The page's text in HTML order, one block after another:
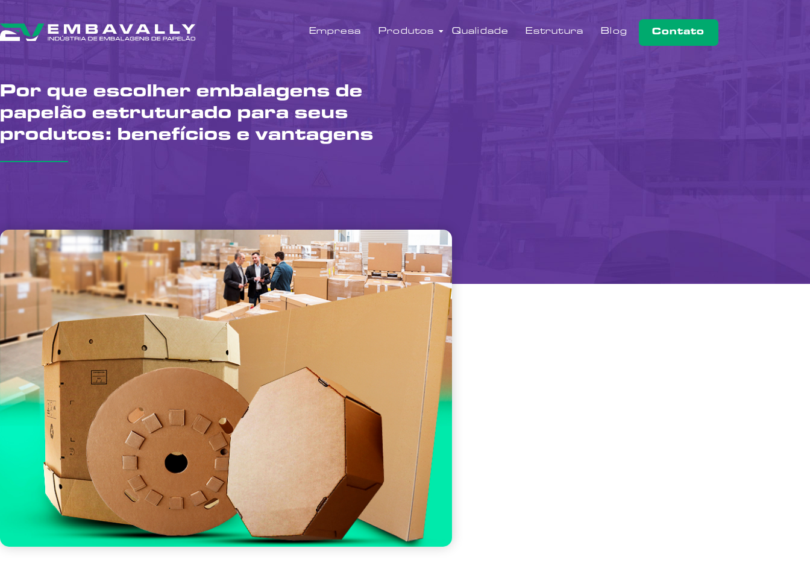
Empresa Produtos Qualidade Estrutura Blog Contato
Por que escolher embalagens de
papelão estruturado para seus
produtos: benefícios e vantagens